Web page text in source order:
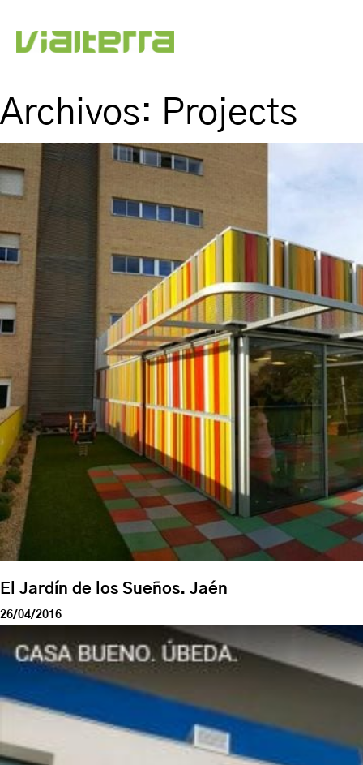
Archivos: Projects
El Jardín de los Sueños. Jaén
26/04/2016